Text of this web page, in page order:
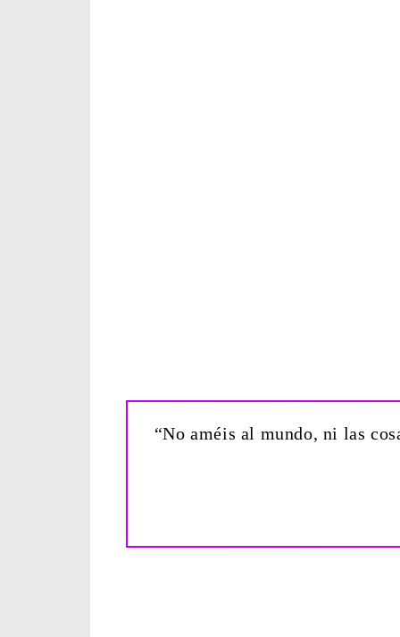
“No améis al mundo, ni las